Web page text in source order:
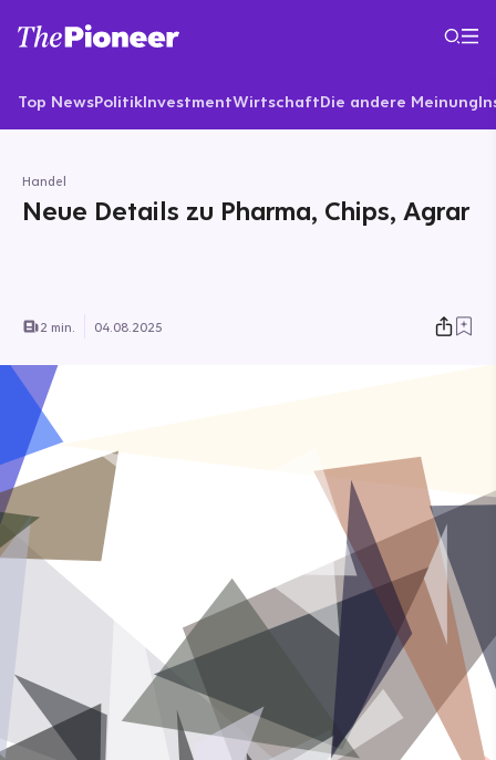
Top NewsPolitikInvestmentWirtschaftDie andere Meinung
Handel
Neue Details zu Pharma, Chips, Agrar
2 min. 04.08.2025